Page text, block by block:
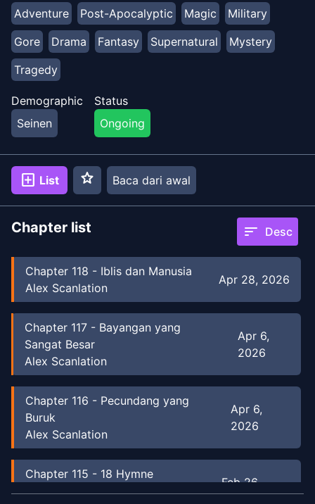
Adventure
Post-Apocalyptic Magic
Military
Gore
Drama Fantasy Supernatural
Mystery
Tragedy
Demographic
Seinen
Status
Ongoing
add_box List star Baca dari awal
Chapter list sort Desc
Chapter 118 - Iblis dan Manusia
Alex Scanlation
Apr 28, 2026
Chapter 117 - Bayangan yang
Sangat Besar
Alex Scanlation
Apr 6,
2026
Chapter 116 - Pecundang yang
Buruk
Alex Scanlation
Apr 6,
2026
Chapter 115 - 18 Hymne
Terkutuk
Feb 26,
2026